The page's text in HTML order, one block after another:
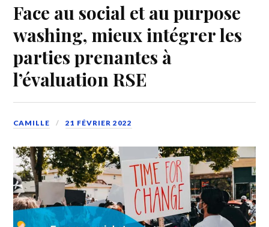
Face au social et au purpose
washing, mieux intégrer les
parties prenantes à
l’évaluation RSE
CAMILLE 21 FÉVRIER 2022